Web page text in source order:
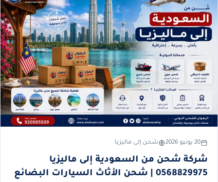
20 يونيو 2026 شحن إلى ماليزيا
شركة شحن من السعودية إلى ماليزيا
0568829975 | شحن الأثاث السيارات البضائع